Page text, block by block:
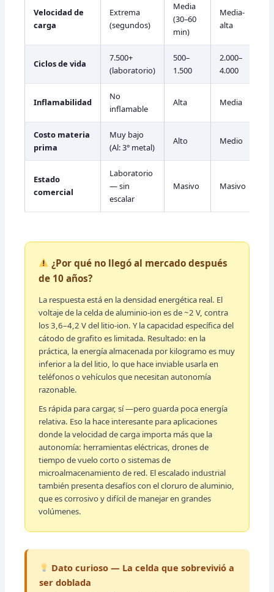
Velocidad de
carga
Extrema
(segundos)
Media
(30–60
min)
Media-
alta
Ciclos de vida
7.500+
(laboratorio)
500–
1.500
2.000–
4.000
Inflamabilidad
No
inflamable
Alta Media
Costo materia
prima
Muy bajo
(Al: 3° metal)
Alto Medio
Estado
comercial
Laboratorio
— sin
escalar
Masivo Masivo
¿Por qué no llegó al mercado después
de 10 años?
La respuesta está en la densidad energética real. El
voltaje de la celda de aluminio-ion es de ~2 V, contra
los 3,6–4,2 V del litio-ion. Y la capacidad específica del
cátodo de grafito es limitada. Resultado: en la
práctica, la energía almacenada por kilogramo es muy
inferior a la del litio, lo que hace inviable usarla en
teléfonos o vehículos que necesitan autonomía
razonable.
Es rápida para cargar, sí —pero guarda poca energía
relativa. Eso la hace interesante para aplicaciones
donde la velocidad de carga importa más que la
autonomía: herramientas eléctricas, drones de
tiempo de vuelo corto o sistemas de
microalmacenamiento de red. El escalado industrial
también presenta desafíos con el cloruro de aluminio,
que es corrosivo y difícil de manejar en grandes
volúmenes.
Dato curioso — La celda que sobrevivió a
ser doblada